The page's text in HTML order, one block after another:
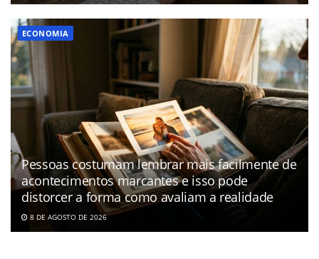
ECONOMIA
Pessoas costumam lembrar mais facilmente de
acontecimentos marcantes e isso pode
distorcer a forma como avaliam a realidade
8 DE AGOSTO DE 2026